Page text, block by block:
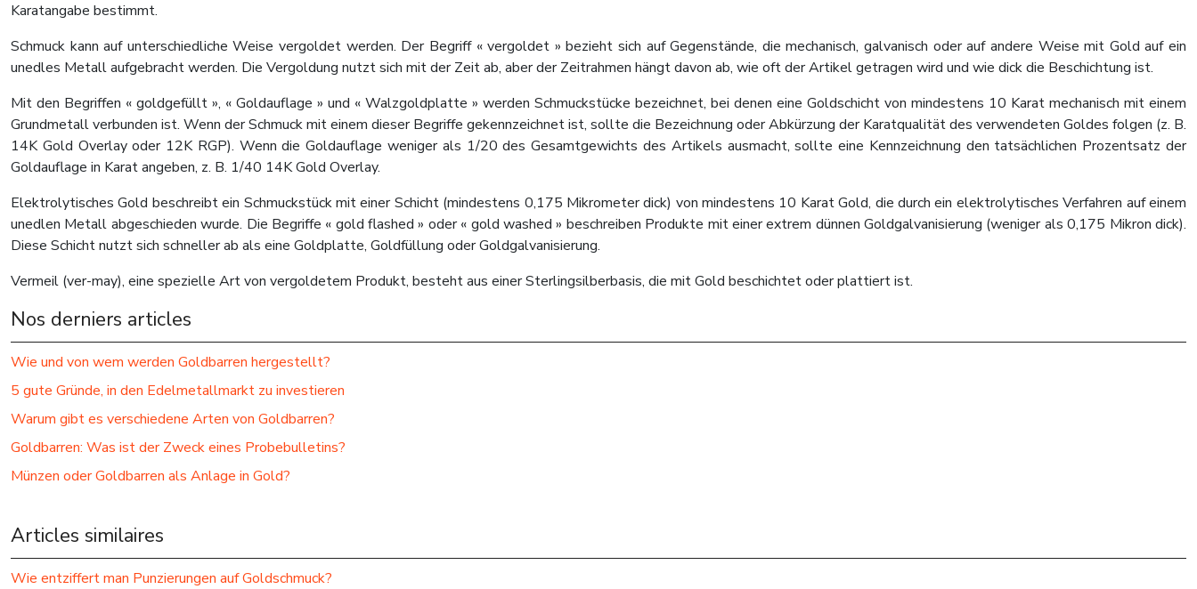
Karatangabe bestimmt.
Schmuck kann auf unterschiedliche Weise vergoldet werden. Der Begriff « vergoldet » bezieht sich auf Gegenstände, die mechanisch, galvanisch oder auf andere Weise mit Gold auf ein
unedles Metall aufgebracht werden. Die Vergoldung nutzt sich mit der Zeit ab, aber der Zeitrahmen hängt davon ab, wie oft der Artikel getragen wird und wie dick die Beschichtung ist.
Mit den Begriffen « goldgefüllt », « Goldauflage » und « Walzgoldplatte » werden Schmuckstücke bezeichnet, bei denen eine Goldschicht von mindestens 10 Karat mechanisch mit einem
Grundmetall verbunden ist. Wenn der Schmuck mit einem dieser Begriffe gekennzeichnet ist, sollte die Bezeichnung oder Abkürzung der Karatqualität des verwendeten Goldes folgen (z. B.
14K Gold Overlay oder 12K RGP). Wenn die Goldauflage weniger als 1/20 des Gesamtgewichts des Artikels ausmacht, sollte eine Kennzeichnung den tatsächlichen Prozentsatz der
Goldauflage in Karat angeben, z. B. 1/40 14K Gold Overlay.
Elektrolytisches Gold beschreibt ein Schmuckstück mit einer Schicht (mindestens 0,175 Mikrometer dick) von mindestens 10 Karat Gold, die durch ein elektrolytisches Verfahren auf einem
unedlen Metall abgeschieden wurde. Die Begriffe « gold flashed » oder « gold washed » beschreiben Produkte mit einer extrem dünnen Goldgalvanisierung (weniger als 0,175 Mikron dick).
Diese Schicht nutzt sich schneller ab als eine Goldplatte, Goldfüllung oder Goldgalvanisierung.
Vermeil (ver-may), eine spezielle Art von vergoldetem Produkt, besteht aus einer Sterlingsilberbasis, die mit Gold beschichtet oder plattiert ist.
Nos derniers articles
Wie und von wem werden Goldbarren hergestellt?
5 gute Gründe, in den Edelmetallmarkt zu investieren
Warum gibt es verschiedene Arten von Goldbarren?
Goldbarren: Was ist der Zweck eines Probebulletins?
Münzen oder Goldbarren als Anlage in Gold?
Articles similaires
Wie entziffert man Punzierungen auf Goldschmuck?